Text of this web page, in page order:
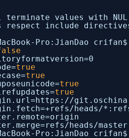
values with
respect include
Pro:JianDao
true
true
true
true
//git
/heads/
/heads/master
Pro:JianDao